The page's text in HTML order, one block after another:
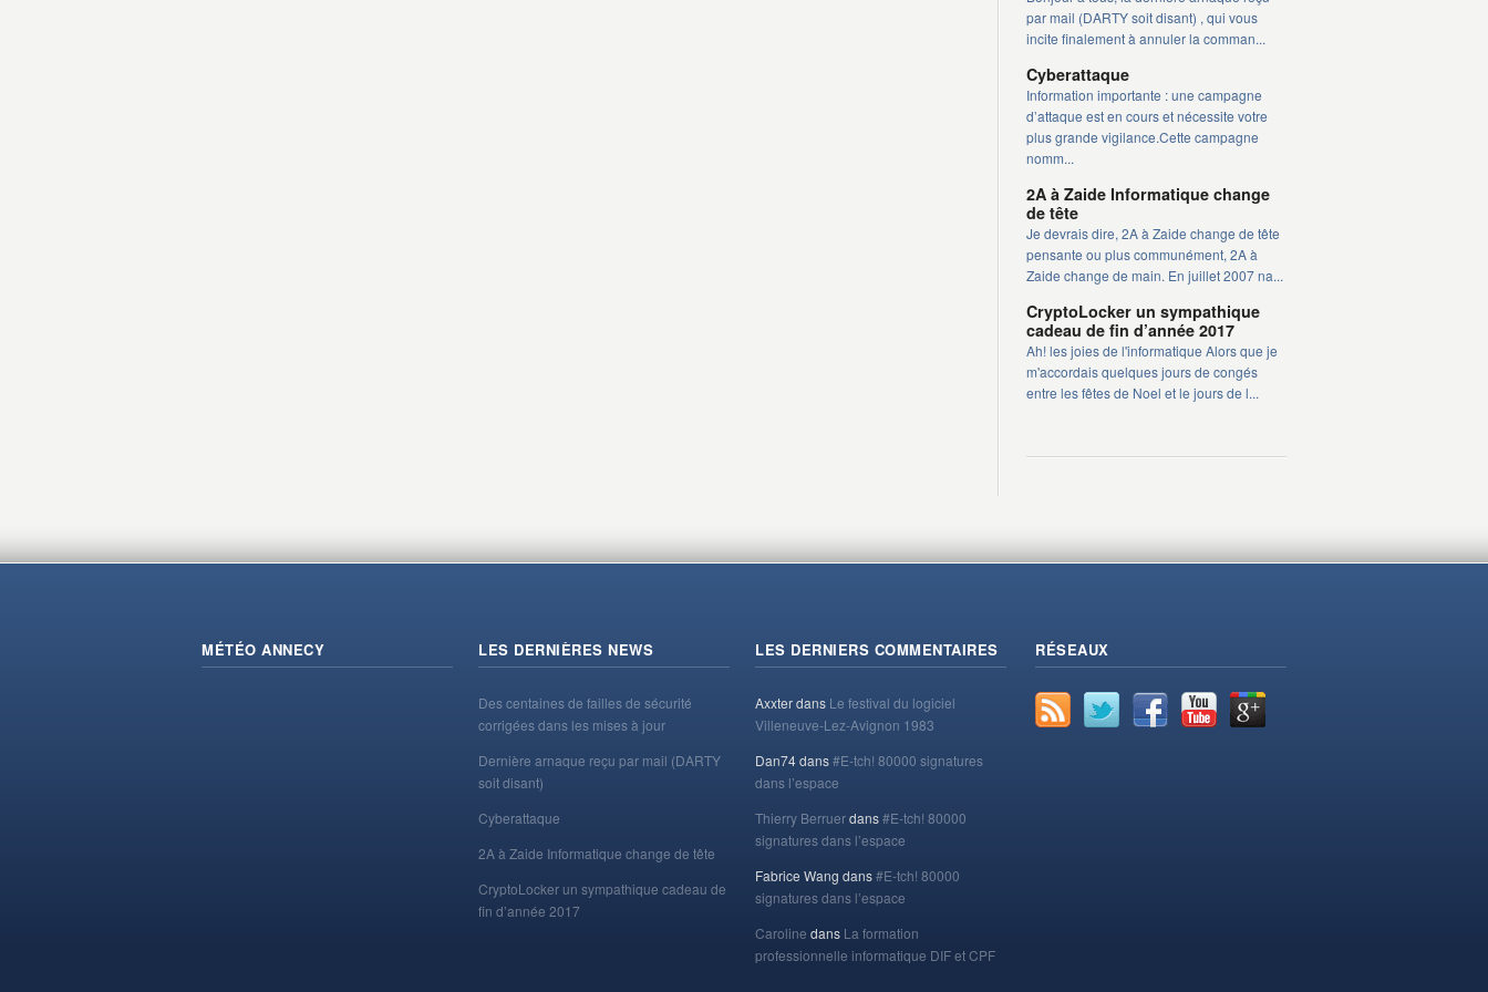
par mail (DARTY soit disant) , qui vous
incite finalement à annuler la comman...
Cyberattaque
Information importante : une campagne
d’attaque est en cours et nécessite votre
plus grande vigilance.Cette campagne
nomm...
2A à Zaide Informatique change
de tête
Je devrais dire, 2A à Zaide change de tête
pensante ou plus communément, 2A à
Zaide change de main. En juillet 2007 na...
CryptoLocker un sympathique
cadeau de fin d’année 2017
Ah! les joies de l'informatique Alors que je
m'accordais quelques jours de congés
entre les fêtes de Noel et le jours de l...
MÉTÉO ANNECY LES DERNIÈRES NEWS
Des centaines de failles de sécurité
corrigées dans les mises à jour
Dernière arnaque reçu par mail (DARTY
soit disant)
Cyberattaque
2A à Zaide Informatique change de tête
CryptoLocker un sympathique cadeau de
fin d’année 2017
LES DERNIERS COMMENTAIRES
Axxterdans Le festival du logiciel
Villeneuve-Lez-Avignon 1983
Dan74dans#E-tch! 80000 signatures
dans l’espace
Thierry Berruerdans#E-tch! 80000
signatures dans l’espace
Fabrice Wang dans#E-tch! 80000
signatures dans l’espace
Caroline dans La formation
professionnelle informatique DIF et CPF
RÉSEAUX